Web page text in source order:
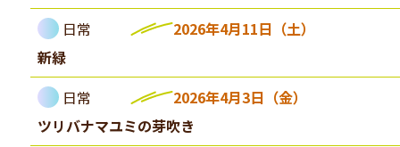
日常
2026年4月11日（土）
新緑
日常
2026年4月3日（金）
ツリバナマユミの芽吹き